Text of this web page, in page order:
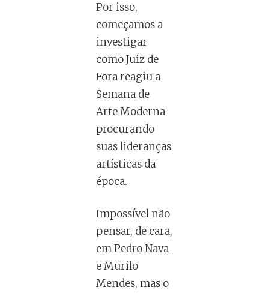
Por isso,
começamos a
investigar
como Juiz de
Fora reagiu a
Semana de
Arte Moderna
procurando
suas lideranças
artísticas da
época.
Impossível não
pensar, de cara,
em Pedro Nava
e Murilo
Mendes, mas o